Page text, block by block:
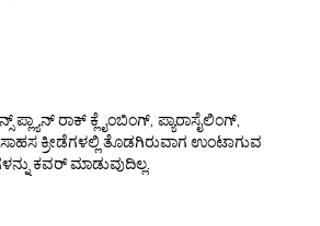
ಪ್ಲ್ಯಾನ್ ರಾಕ್ ಕ್ಲೈಂಬಿಂಗ್, ಪ್ಯಾರಾಸೈಲಿಂಗ್,
ಕ್ರೀಡೆಗಳಲ್ಲಿ ತೊಡಗಿರುವಾಗ ಉಂಟಾಗುವ
ಕವರ್ ಮಾಡುವುದಿಲ್ಲ.